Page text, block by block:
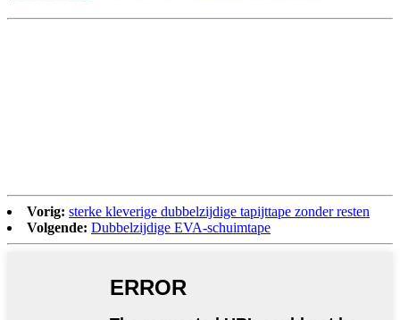
Vorig: sterke kleverige dubbelzijdige tapijttape zonder resten
Volgende: Dubbelzijdige EVA-schuimtape